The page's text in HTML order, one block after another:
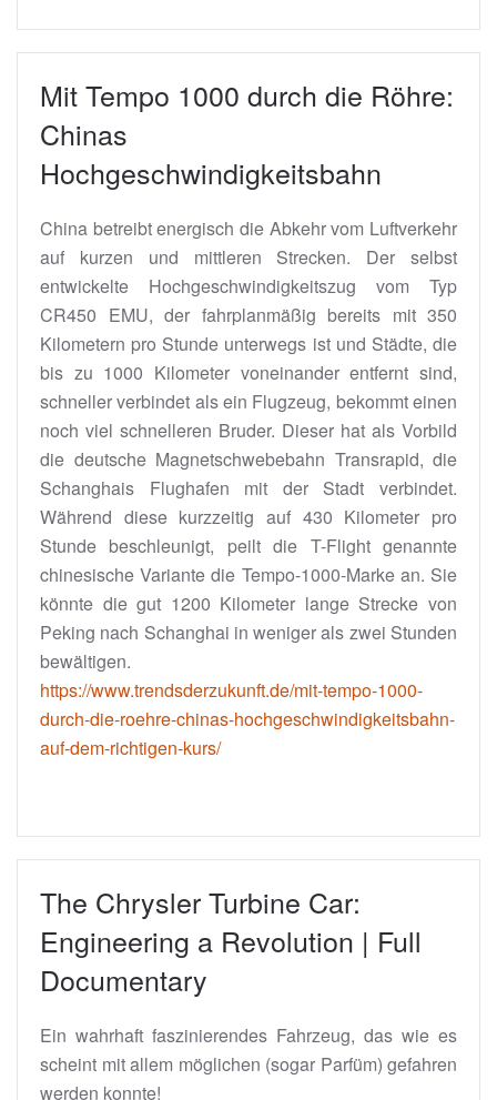
Mit Tempo 1000 durch die Röhre:
Chinas
Hochgeschwindigkeitsbahn
China betreibt energisch die Abkehr vom Luftverkehr
auf kurzen und mittleren Strecken. Der selbst
entwickelte Hochgeschwindigkeitszug vom Typ
CR450 EMU, der fahrplanmäßig bereits mit 350
Kilometern pro Stunde unterwegs ist und Städte, die
bis zu 1000 Kilometer voneinander entfernt sind,
schneller verbindet als ein Flugzeug, bekommt einen
noch viel schnelleren Bruder. Dieser hat als Vorbild
die deutsche Magnetschwebebahn Transrapid, die
Schanghais Flughafen mit der Stadt verbindet.
Während diese kurzzeitig auf 430 Kilometer pro
Stunde beschleunigt, peilt die T-Flight genannte
chinesische Variante die Tempo-1000-Marke an. Sie
könnte die gut 1200 Kilometer lange Strecke von
Peking nach Schanghai in weniger als zwei Stunden
bewältigen.
https://www.trendsderzukunft.de/mit-tempo-1000-
durch-die-roehre-chinas-hochgeschwindigkeitsbahn-
auf-dem-richtigen-kurs/
The Chrysler Turbine Car:
Engineering a Revolution | Full
Documentary
Ein wahrhaft faszinierendes Fahrzeug, das wie es
scheint mit allem möglichen (sogar Parfüm) gefahren
werden konnte!